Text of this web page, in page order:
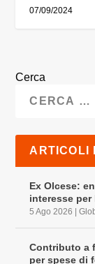
07/09/2024
Cerca
ARTICOLI
Ex Olcese:
interesse per
5 Ago 2026 |
Contributo a
per spese di